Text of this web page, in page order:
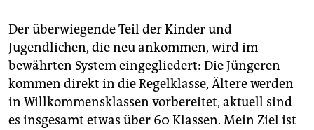
Der überwiegende Teil der Kinder und
Jugendlichen, die neu ankommen, wird im
bewährten System eingegliedert: Die Jüngeren
kommen direkt in die Regelklasse, Ältere werden
in Willkommensklassen vorbereitet, aktuell sind
es insgesamt etwas über 60 Klassen. Mein Ziel ist